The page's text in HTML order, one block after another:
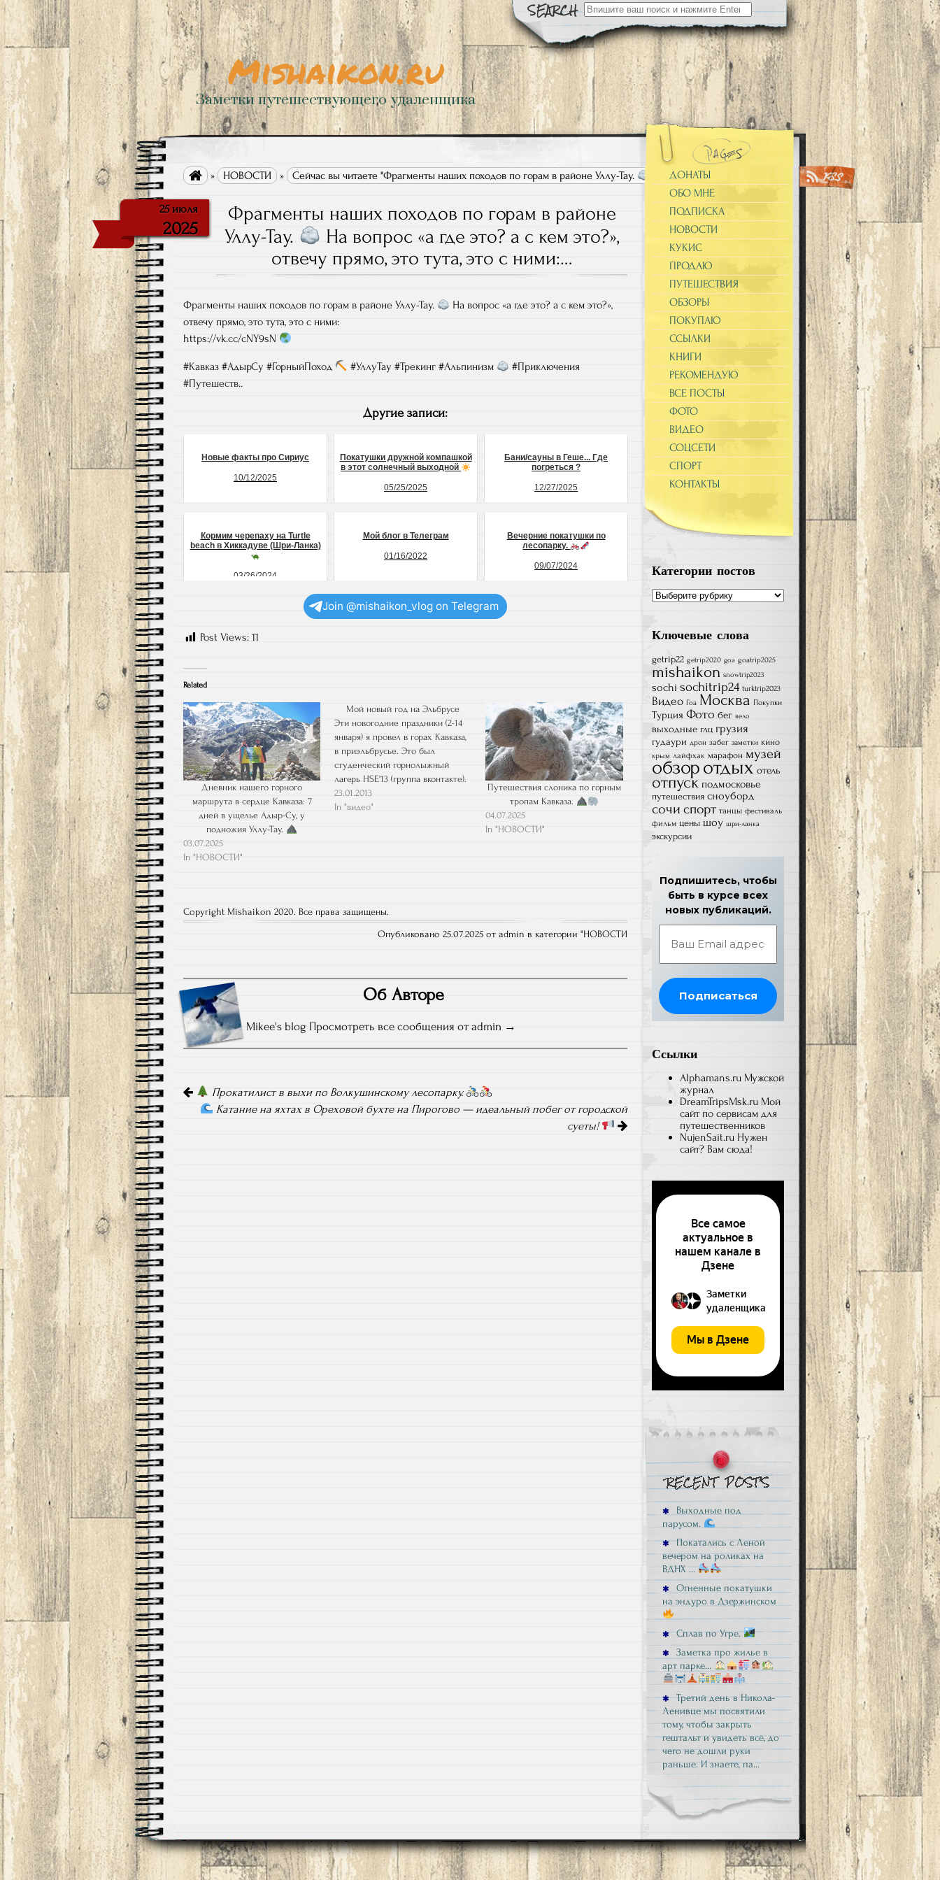
Искать:
Mishaikon.ru
Заметки путешествующего удаленщика
 » НОВОСТИ » Сейчас вы читаете "Фрагменты наших походов по горам в районе Уллу-Тау. На вопрос «а где это? а с кем это?», отвечу прямо, это тута,
25 июля
2025
Фрагменты наших походов по горам в районе
Уллу-Тау.
На вопрос «а где это? а с кем это?»,
отвечу прямо, это тута, это с ними:…
Фрагменты наших походов по горам в районе Уллу-Тау.
На вопрос «а где это? а с кем это?»,
отвечу прямо, это тута, это с ними:
https://vk.cc/cNY9sN
#Кавказ #АдырСу #ГорныйПоход #УллуТау #Трекинг #Альпинизм
#Приключения
#Путешеств..
Другие записи:
Новые факты про Сириус
10/12/2025
Покатушки дружной компашкой
в этот солнечный выходной
05/25/2025
Бани/сауны в Геше... Где
погреться ?
12/27/2025
Кормим черепаху на Turtle
beach в Хиккадуве (Шри-Ланка)
03/26/2024
Мой блог в Телеграм
01/16/2022
Вечерние покатушки по
лесопарку.
09/07/2024
Join @mishaikon_vlog on Telegram
Post Views: 11
Related
Дневник нашего горного
маршрута в сердце Кавказа: 7
дней в ущелье Адыр-Су, у
подножия Уллу-Тау.
03.07.2025
In "НОВОСТИ"
Мой новый год на Эльбрусе
Эти новогодние праздники (2-14
января) я провел в горах Кавказа,
в приэльбрусье. Это был
студенческий горнолыжный
лагерь HSE'13 (группа вконтакте).
Замечательные ребята, студенты
Высшей Школы Экономики,
23.01.2013
In "видео"
Путешествия слоника по горным
тропам Кавказа.
04.07.2025
In "НОВОСТИ"
Copyright Mishaikon 2020. Все права защищены.
Опубликовано 25.07.2025 от admin в категории "НОВОСТИ
Об Авторе
Mikee's blog Просмотреть все сообщения от admin
по
записям
Прокатилист в выхи по Волкушинскому лесопарку.
Катание на яхтах в Ореховой бухте на Пирогово — идеальный побег от городской
суеты!
ДОНАТЫ
ОБО МНЕ
ПОДПИСКА
НОВОСТИ
КУКИС
ПРОДАЮ
ПУТЕШЕСТВИЯ
ОБЗОРЫ
ПОКУПАЮ
ССЫЛКИ
КНИГИ
РЕКОМЕНДУЮ
ВСЕ ПОСТЫ
ФОТО
ВИДЕО
СОЦСЕТИ
СПОРТ
КОНТАКТЫ
Категории постов
Категории
постов
Ключевые слова
getrip22 getrip2020 goa goatrip2025
mishaikon snowtrip2023
sochi sochitrip24 turktrip2023
Видео Гоа Москва Покупки
Турция Фото бег вело
выходные глц грузия
гудаури дрон забег заметки кино
крым лайфхак марафон музей
обзоротдых отель
отпуск подмосковье
путешествия сноуборд
сочи спорт танцы фестиваль
фильм цены шоу шри-ланка
экскурсии
Подпишитесь, чтобы
быть в курсе всех
новых публикаций.
Ссылки
Alphamans.ru Мужской
журнал
DreamTripsMsk.ru Мой
сайт по сервисам для
путешественников
NujenSait.ru Нужен
сайт? Вам сюда!
Выходные под
парусом.
Покатались с Леной
вечером на роликах на
ВДНХ …
Огненные покатушки
на эндуро в Дзержинском
Сплав по Угре.
Заметка про жилье в
арт парке…
Третий день в Никола-
Ленивце мы посвятили
тому, чтобы закрыть
гештальт и увидеть всё, до
чего не дошли руки
раньше. И знаете, па…